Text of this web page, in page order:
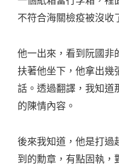
不符合海關檢疫被沒收
他一出來，看到阮國非
扶著他坐下，他拿出幾
話。透過翻譯，我知道
的陳情內容。
後來我知道，他是打過
到的勳章，有點固執，